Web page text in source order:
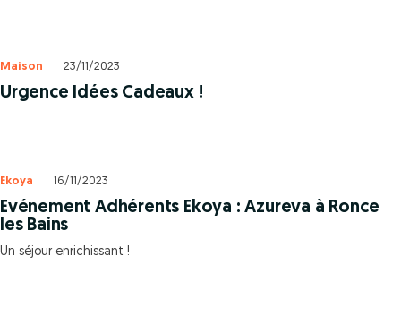
Maison 23/11/2023
Urgence Idées Cadeaux !
Ekoya 16/11/2023
Evénement Adhérents Ekoya : Azureva à Ronce
les Bains
Un séjour enrichissant !